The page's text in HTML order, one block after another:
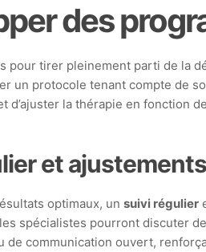
des
pour tirer pleinement parti de la
un protocole tenant compte de
d’ajuster la thérapie en fonction
et
optimaux, unsuivi régulier
spécialistes pourront discuter
de communication ouvert,